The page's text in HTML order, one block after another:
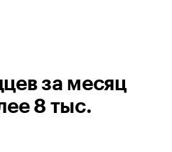
за месяц
8 тыс.